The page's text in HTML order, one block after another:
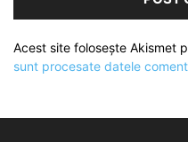
Acest site folosește Akismet
sunt procesate datele